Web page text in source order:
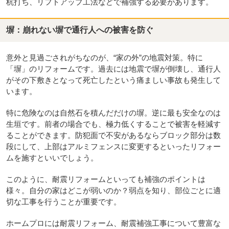
杭打ち、リフトアップ工法などで補強する必要があります。
塀：崩れない塀で通行人への被害を防ぐ
意外と見過ごされがちなのが、“家の外”の地震対策。特に
「塀」のリフォームです。過去には地震で塀が倒壊し、通行人
がその下敷きとなって死亡したという痛ましい事故も発生して
います。
特に危険なのは自然石を積んだだけの塀。逆に最も安全なのは
生垣です。前者の場合でも、極力低くすることで被害を軽減す
ることができます。防犯面で不安があるならブロック部分は数
段にして、上部はアルミフェンスに変更するといったリフォー
ムを施すといいでしょう。
このように、耐震リフォームといっても補強のポイントは
様々。自分の家はどこが弱いのか？弱点を知り、部位ごとに適
切な工事を行うことが重要です。
ホームプロには耐震リフォーム、耐震補強工事について豊富な